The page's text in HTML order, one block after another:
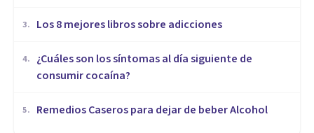
3. Los 8 mejores libros sobre adicciones
4.
¿Cuáles son los síntomas al día siguiente de
consumir cocaína?
5. Remedios Caseros para dejar de beber Alcohol